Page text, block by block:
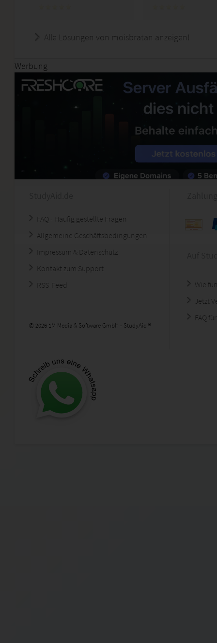
Alle Lösungen von moisbratan anzeigen!
Werbung
FAQ - Häufig gestellte Fragen
Allgemeine Geschäftsbedingungen
Impressum & Datenschutz
Kontakt zum Support
RSS-Feed
© 2026 1M Media & Software GmbH - StudyAid ®
Wie
Jetzt
FAQ